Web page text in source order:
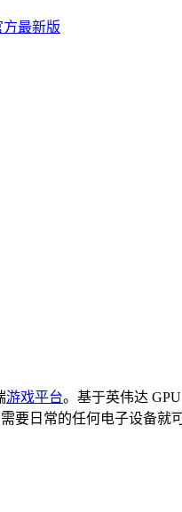
游戏平台。基于英伟达
要日常的任何电子设备就